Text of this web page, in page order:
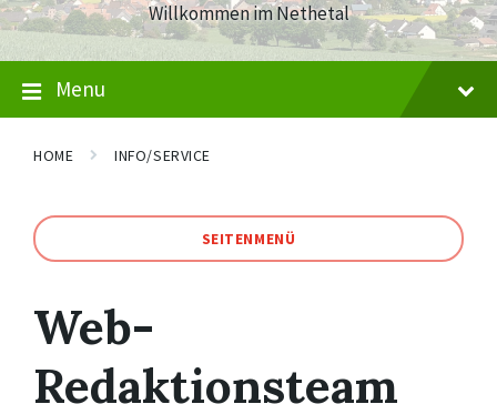
Willkommen im Nethetal
Menu
HOME INFO/SERVICE
SEITENMENÜ
Web-
Redaktionsteam